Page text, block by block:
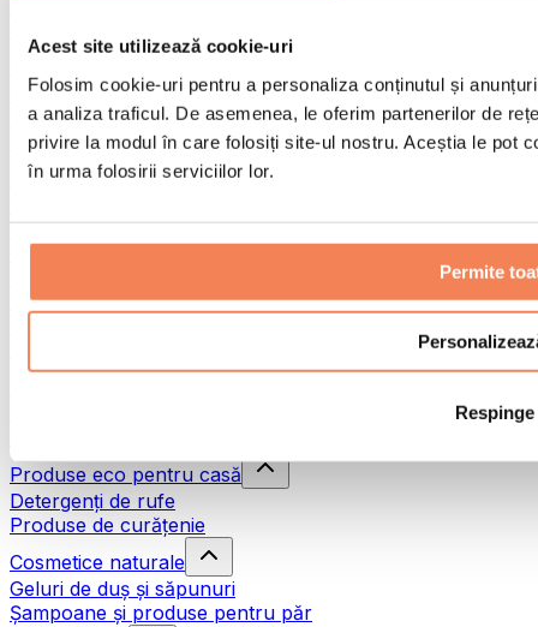
Acest site utilizează cookie-uri
Folosim cookie-uri pentru a personaliza conținutul și
a analiza traficul. De asemenea, le oferim partenerilor de
privire la modul în care folosiți site-ul nostru. Aceștia le pot
în urma folosirii serviciilor lor.
Permite
Respinge
Genți și accesorii pentru alimente
Genți pentru sala de sport
Rucsacuri
Accesorii în funcție de activitate
Sporturi de contact
Terapie prin frig
Produse eco pentru casă
Detergenți de rufe
Produse de curățenie
Cosmetice naturale
Geluri de duș și săpunuri
Șampoane și produse pentru păr